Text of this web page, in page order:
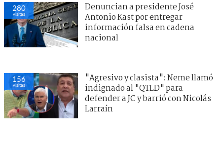
280
visitas
Denuncian a presidente José
Antonio Kast por entregar
información falsa en cadena
nacional
156
visitas
"Agresivo y clasista": Neme llamó
indignado al "QTLD" para
defender a JC y barrió con Nicolás
Larraín